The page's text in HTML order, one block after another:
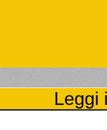
Leggi